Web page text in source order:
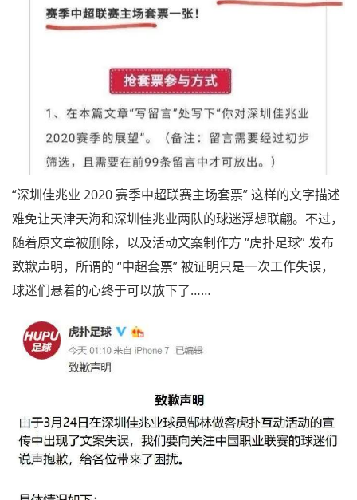
“深圳佳兆业 2020 赛季中超联赛主场套票” 这样的文字描述
难免让天津天海和深圳佳兆业两队的球迷浮想联翩。不过，
随着原文章被删除，以及活动文案制作方 “虎扑足球” 发布
致歉声明，所谓的 “中超套票” 被证明只是一次工作失误，
球迷们悬着的心终于可以放下了……